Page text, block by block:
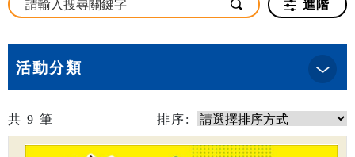
進階
活動分類
共 9 筆 排序: